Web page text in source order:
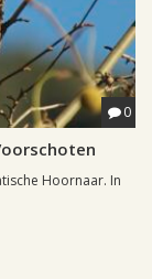
0
Hoornaar. In